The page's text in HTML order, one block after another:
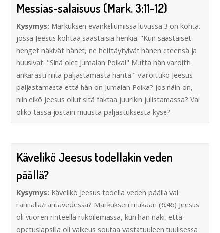
Messias-salaisuus (Mark. 3:11-12)
Kysymys: Markuksen evankeliumissa luvussa 3 on kohta,
jossa Jeesus kohtaa saastaisia henkiä. "Kun saastaiset
henget näkivät hänet, ne heittäytyivät hänen eteensä ja
huusivat: "Sinä olet Jumalan Poika!" Mutta hän varoitti
ankarasti niitä paljastamasta häntä." Varoittiko Jeesus
paljastamasta että hän on Jumalan Poika? Jos näin on,
niin eikö Jeesus ollut sitä faktaa juurikin julistamassa? Vai
oliko tässä jostain muusta paljastuksesta kyse?
Kävelikö Jeesus todellakin veden
päällä?
Kysymys: Kävelikö Jeesus todella veden päällä vai
rannalla/rantavedessä? Markuksen mukaan (6:46) Jeesus
oli vuoren rinteellä rukoilemassa, kun hän näki, että
opetuslapsilla oli vaikeus soutaa vastatuuleen tuulisessa